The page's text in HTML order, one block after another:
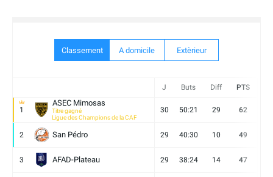
Classement A domicile Extèrieur
J Buts Diff PTS
1
ASEC Mimosas
Titre gagné
Ligue des Champions de la CAF
30 50:21 29 62
2 San Pédro 29 40:30 10 49
3 AFAD-Plateau 29 38:24 14 47